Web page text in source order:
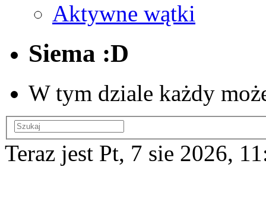
Aktywne wątki
Siema :D
W tym dziale każdy
Teraz jest Pt, 7 sie 2026,